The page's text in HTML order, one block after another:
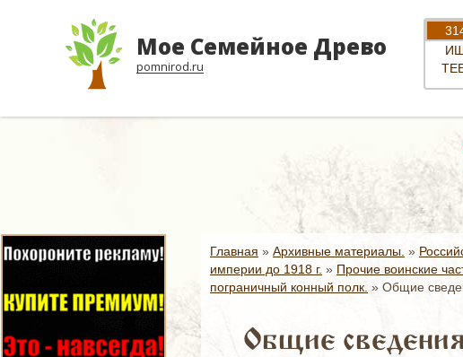
Мое Семейное Древо
pomnirod.ru
Главная » Архивные материалы. »
империи до 1918 г. » Прочие воинские
пограничный конный полк. » Общие
Общие